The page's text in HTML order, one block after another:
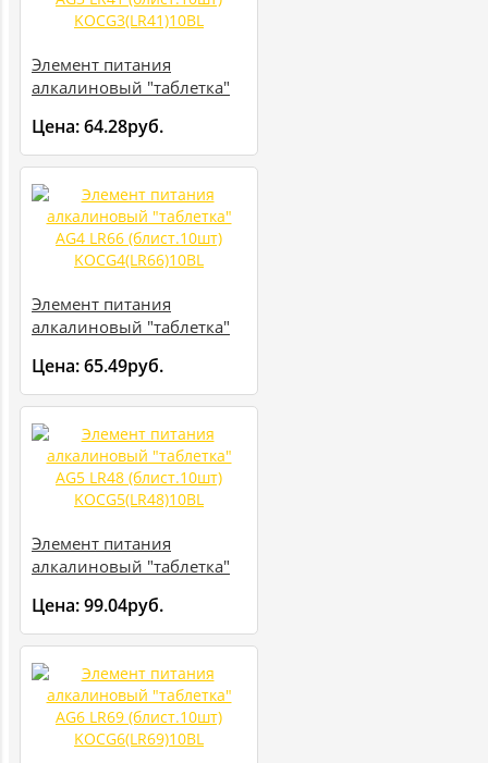
Элемент питания
алкалиновый "таблетка"
KOCG3(LR41)10BL
Цена:64.28руб.
Элемент питания
алкалиновый "таблетка"
KOCG4(LR66)10BL
Цена:65.49руб.
Элемент питания
алкалиновый "таблетка"
KOCG5(LR48)10BL
Цена:99.04руб.